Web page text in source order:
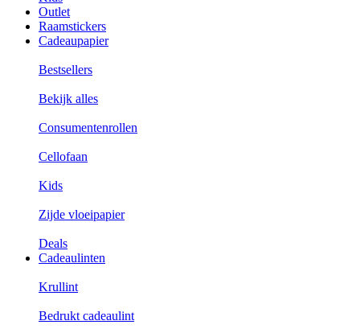
Outlet
Raamstickers
Cadeaupapier
Bestsellers
Bekijk alles
Consumentenrollen
Cellofaan
Kids
Zijde vloeipapier
Deals
Cadeaulinten
Krullint
Bedrukt cadeaulint